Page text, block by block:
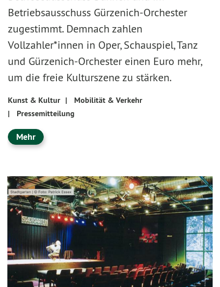
Betriebsausschuss Gürzenich-Orchester
zugestimmt. Demnach zahlen
Vollzahler*innen in Oper, Schauspiel, Tanz
und Gürzenich-Orchester einen Euro mehr,
um die freie Kulturszene zu stärken.
Kunst & Kultur |
Mobilität & Verkehr
|
Pressemitteilung
Mehr